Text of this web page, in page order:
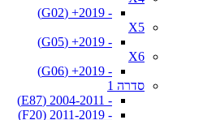
- 2019+ (G02)
X5
- 2019+ (G05)
X6
- 2019+ (G06)
סדרה 1
- 2004-2011 (E87)
- 2011-2019 (F20)